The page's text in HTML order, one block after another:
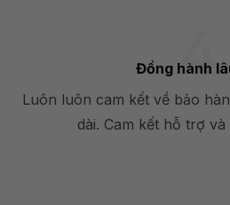
Đồng hành
Luôn luôn cam kết về bảo
dài. Cam kết hỗ trợ